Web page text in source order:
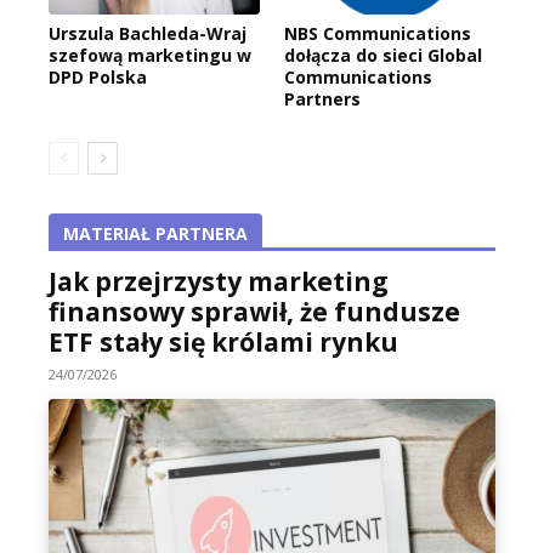
Urszula Bachleda-Wraj
szefową marketingu w
DPD Polska
NBS Communications
dołącza do sieci Global
Communications
Partners
MATERIAŁ PARTNERA
Jak przejrzysty marketing
finansowy sprawił, że fundusze
ETF stały się królami rynku
24/07/2026